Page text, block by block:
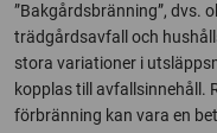
”Bakgårdsbränning”, dvs.
trädgårdsavfall och
stora variationer i
kopplas till avfallsinnehåll.
förbränning kan vara en